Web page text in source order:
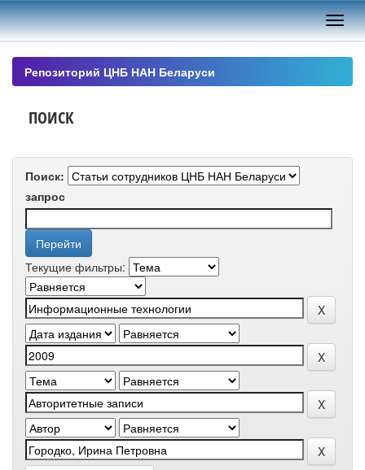
Skip
navigation
Репозиторий ЦНБ НАН Беларуси
ПОИСК
Поиск:
запрос
Текущие фильтры: